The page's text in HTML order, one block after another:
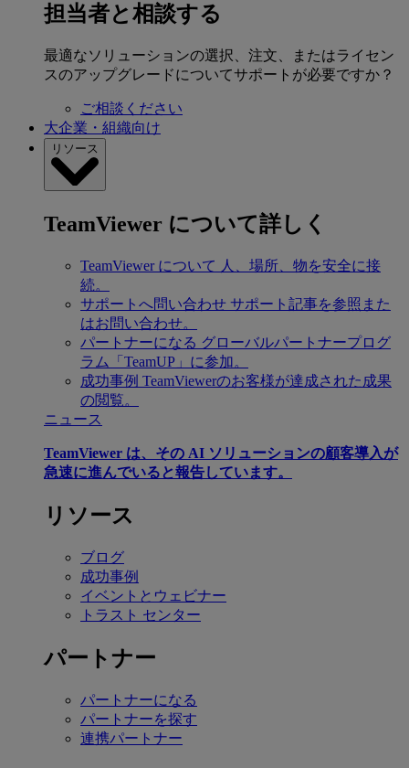
担当者と相談する
最適なソリューションの選択、注文、またはライセン
スのアップグレードについてサポートが必要ですか？
ご相談ください
大企業・組織向け
リソース
TeamViewer について詳しく
TeamViewer について 人、場所、物を安全に接
続。
サポートへ問い合わせ サポート記事を参照また
はお問い合わせ。
パートナーになる グローバルパートナープログ
ラム「TeamUP」に参加。
成功事例 TeamViewerのお客様が達成された成果
の閲覧。
ニュース
TeamViewer は、その AI ソリューションの顧客導入が
急速に進んでいると報告しています。
リソース
ブログ
成功事例
イベントとウェビナー
トラスト センター
パートナー
パートナーになる
パートナーを探す
連携パートナー